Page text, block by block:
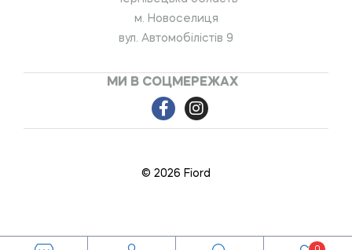
м. Новоселиця
вул. Автомобілістів 9
МИ В СОЦМЕРЕЖАХ
© 2026 Fiord